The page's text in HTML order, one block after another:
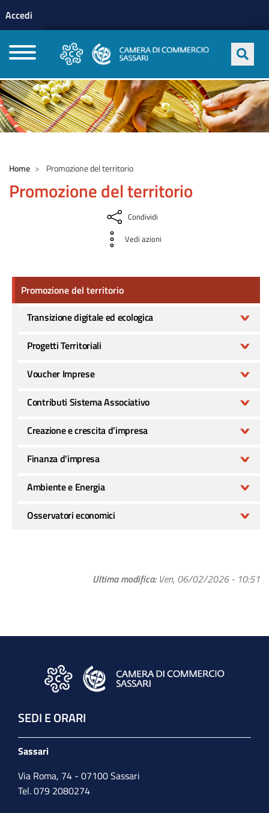
profilo utente
Accedi
Home Promozione del territorio
Promozione del territorio
Condividi
Vedi azioni
Ultima modifica Ven, 06/02/2026 - 10:51
Promozione del territorio
Promozione del territorio
Transizione digitale ed ecologica
Progetti Territoriali
Voucher Imprese
Contributi Sistema Associativo
Creazione e crescita d’impresa
Finanza d'impresa
Ambiente e Energia
Osservatori economici
SEDI E ORARI
Sassari
Via Roma, 74 - 07100 Sassari
Tel. 079 2080274